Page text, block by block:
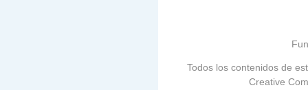
Todos los contenidos de
Creative